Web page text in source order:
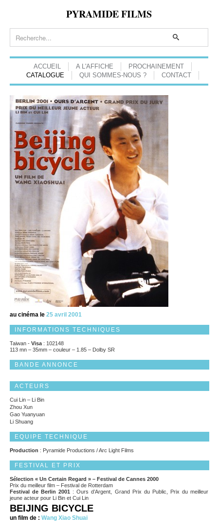
PYRAMIDE FILMS
ACCUEIL A L'AFFICHE
PROCHAINEMENT
CATALOGUE
QUI SOMMES-NOUS ? CONTACT
au cinéma le 25 avril 2001
INFORMATIONS TECHNIQUES
Taiwan - Visa : 102148
113 mn – 35mm – couleur – 1.85 – Dolby SR
BANDE ANNONCE
ACTEURS
Cui Lin – Li Bin
Zhou Xun
Gao Yuanyuan
Li Shuang
EQUIPE TECHNIQUE
Production : Pyramide Productions / Arc Light Films
FESTIVAL ET PRIX
Sélection « Un Certain Regard » – Festival de Cannes 2000
Prix du meilleur film – Festival de Rotterdam
Festival de Berlin 2001 : Ours d’Argent, Grand Prix du Public, Prix du meilleur
jeune acteur pour Li Bin et Cui Lin
BEIJING BICYCLE
un film de : Wang Xiao Shuai